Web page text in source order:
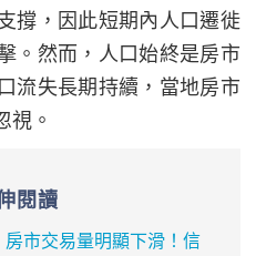
撐，因此短期內人口遷徙
。然而，人口始終是房市
流失長期持續，當地房市
視。
閱讀
市交易量明顯下滑！信